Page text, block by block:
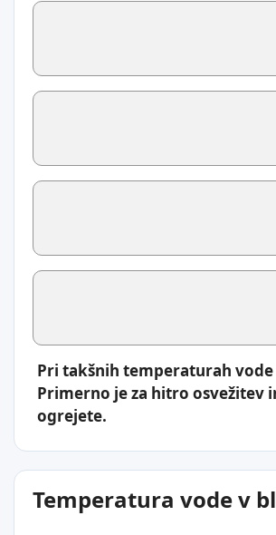
Pri takšnih temperaturah
Primerno je za hitro osvežitev
ogrejete.
Temperatura vode v